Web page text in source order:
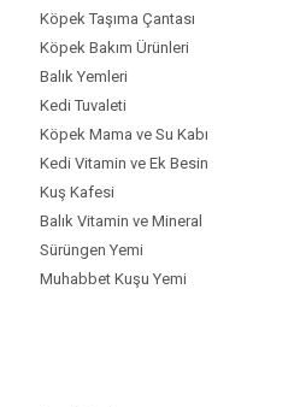
Köpek Taşıma Çantası
Köpek Bakım Ürünleri
Balık Yemleri
Kedi Tuvaleti
Köpek Mama ve Su Kabı
Kedi Vitamin ve Ek Besin
Kuş Kafesi
Balık Vitamin ve Mineral
Sürüngen Yemi
Muhabbet Kuşu Yemi